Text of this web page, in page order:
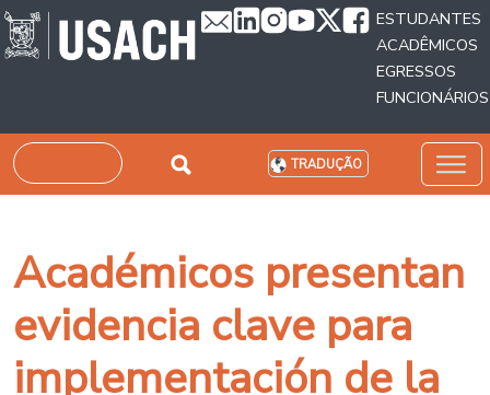
Passar para o conteúdo principal
ESTUDANTES
ACADÊMICOS
EGRESSOS
FUNCIONÁRIOS
Pesquisar TRADUÇÃO
Académicos presentan
evidencia clave para
implementación de la